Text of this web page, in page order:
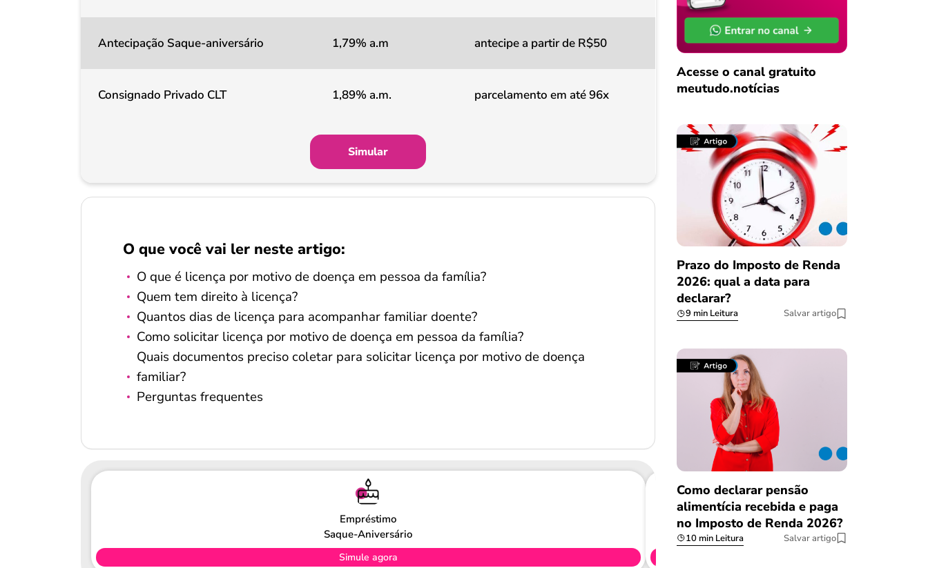
Antecipação Saque-aniversário 1,79% a.m antecipe a partir de R$50
Consignado Privado CLT 1,89% a.m. parcelamento em até 96x
Simular
O que você vai ler neste artigo:
O que é licença por motivo de doença em pessoa da família?
Quem tem direito à licença?
Quantos dias de licença para acompanhar familiar doente?
Como solicitar licença por motivo de doença em pessoa da família?
Quais documentos preciso coletar para solicitar licença por motivo de doença
familiar?
Perguntas frequentes
Empréstimo
Saque-Aniversário
Simule agora
Acesse o canal gratuito
meutudo.notícias
Prazo do Imposto de Renda
2026: qual a data para
declarar?
9 min Leitura Salvar artigo
Como declarar pensão
alimentícia recebida e paga
no Imposto de Renda 2026?
10 min Leitura Salvar artigo